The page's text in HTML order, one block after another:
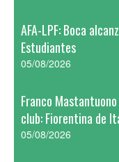
AFA-LPF: Boca
Estudiantes
05/08/2026
Franco
club: Fiorentina de
05/08/2026